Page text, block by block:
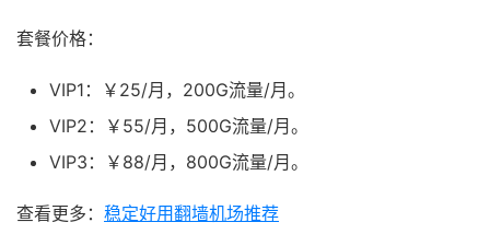
套餐价格：
VIP1：￥25/月，200G流量/月。
VIP2：￥55/月，500G流量/月。
VIP3：￥88/月，800G流量/月。
查看更多： 稳定好用翻墙机场推荐